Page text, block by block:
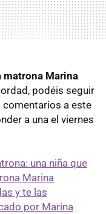
matrona Marina
podéis seguir
comentarios a este
a una el viernes
una niña que
Marina
y te las
por Marina